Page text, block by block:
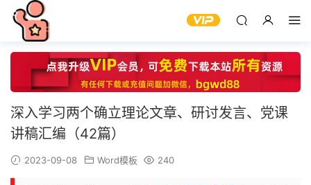
深入学习两个确立理论文章、研讨发言、党课
讲稿汇编（42篇）
2023-09-08 Word模板 240